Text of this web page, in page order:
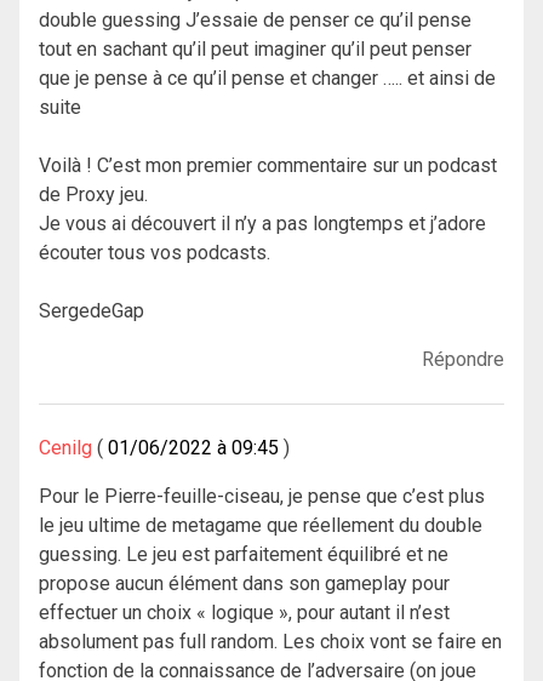
double guessing J’essaie de penser ce qu’il pense
tout en sachant qu’il peut imaginer qu’il peut penser
que je pense à ce qu’il pense et changer ….. et ainsi de
suite
Voilà ! C’est mon premier commentaire sur un podcast
de Proxy jeu.
Je vous ai découvert il n’y a pas longtemps et j’adore
écouter tous vos podcasts.
SergedeGap
Répondre
Cenilg 01/06/2022 à 09:45
Pour le Pierre-feuille-ciseau, je pense que c’est plus
le jeu ultime de metagame que réellement du double
guessing. Le jeu est parfaitement équilibré et ne
propose aucun élément dans son gameplay pour
effectuer un choix « logique », pour autant il n’est
absolument pas full random. Les choix vont se faire en
fonction de la connaissance de l’adversaire (on joue